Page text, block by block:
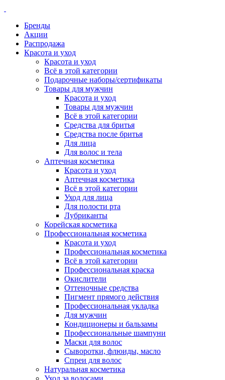
Бренды
Акции
Распродажа
Красота и уход
Красота и уход
Всё в этой категории
Подарочные наборы/сертификаты
Товары для мужчин
Красота и уход
Товары для мужчин
Всё в этой категории
Средства для бритья
Средства после бритья
Для лица
Для волос и тела
Аптечная косметика
Красота и уход
Аптечная косметика
Всё в этой категории
Уход для лица
Для полости рта
Лубриканты
Корейская косметика
Профессиональная косметика
Красота и уход
Профессиональная косметика
Всё в этой категории
Профессиональная краска
Окислители
Оттеночные средства
Пигмент прямого действия
Профессиональная укладка
Для мужчин
Кондиционеры и бальзамы
Профессиональные шампуни
Маски для волос
Сыворотки, флюиды, масло
Спреи для волос
Натуральная косметика
Уход за волосами